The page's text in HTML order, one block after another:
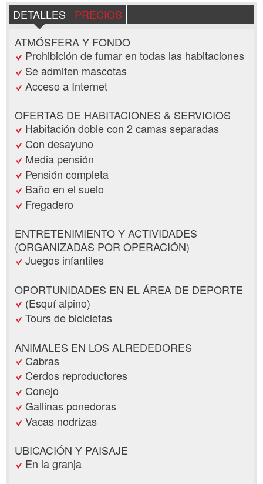
DETALLES
PRECIOS
ATMÓSFERA Y FONDO
Prohibición de fumar en todas las habitaciones
Se admiten mascotas
Acceso a Internet
OFERTAS DE HABITACIONES & SERVICIOS
Habitación doble con 2 camas separadas
Con desayuno
Media pensión
Pensión completa
Baño en el suelo
Fregadero
ENTRETENIMIENTO Y ACTIVIDADES
(ORGANIZADAS POR OPERACIÓN)
Juegos infantiles
OPORTUNIDADES EN EL ÁREA DE DEPORTE
(Esquí alpino)
Tours de bicicletas
ANIMALES EN LOS ALREDEDORES
Cabras
Cerdos reproductores
Conejo
Gallinas ponedoras
Vacas nodrizas
UBICACIÓN Y PAISAJE
En la granja